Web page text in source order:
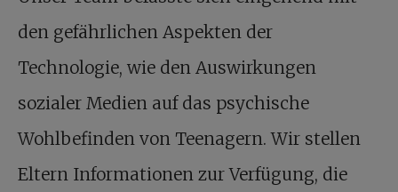
den gefährlichen Aspekten der
Technologie, wie den Auswirkungen
sozialer Medien auf das psychische
Wohlbefinden von Teenagern. Wir stellen
Eltern Informationen zur Verfügung, die